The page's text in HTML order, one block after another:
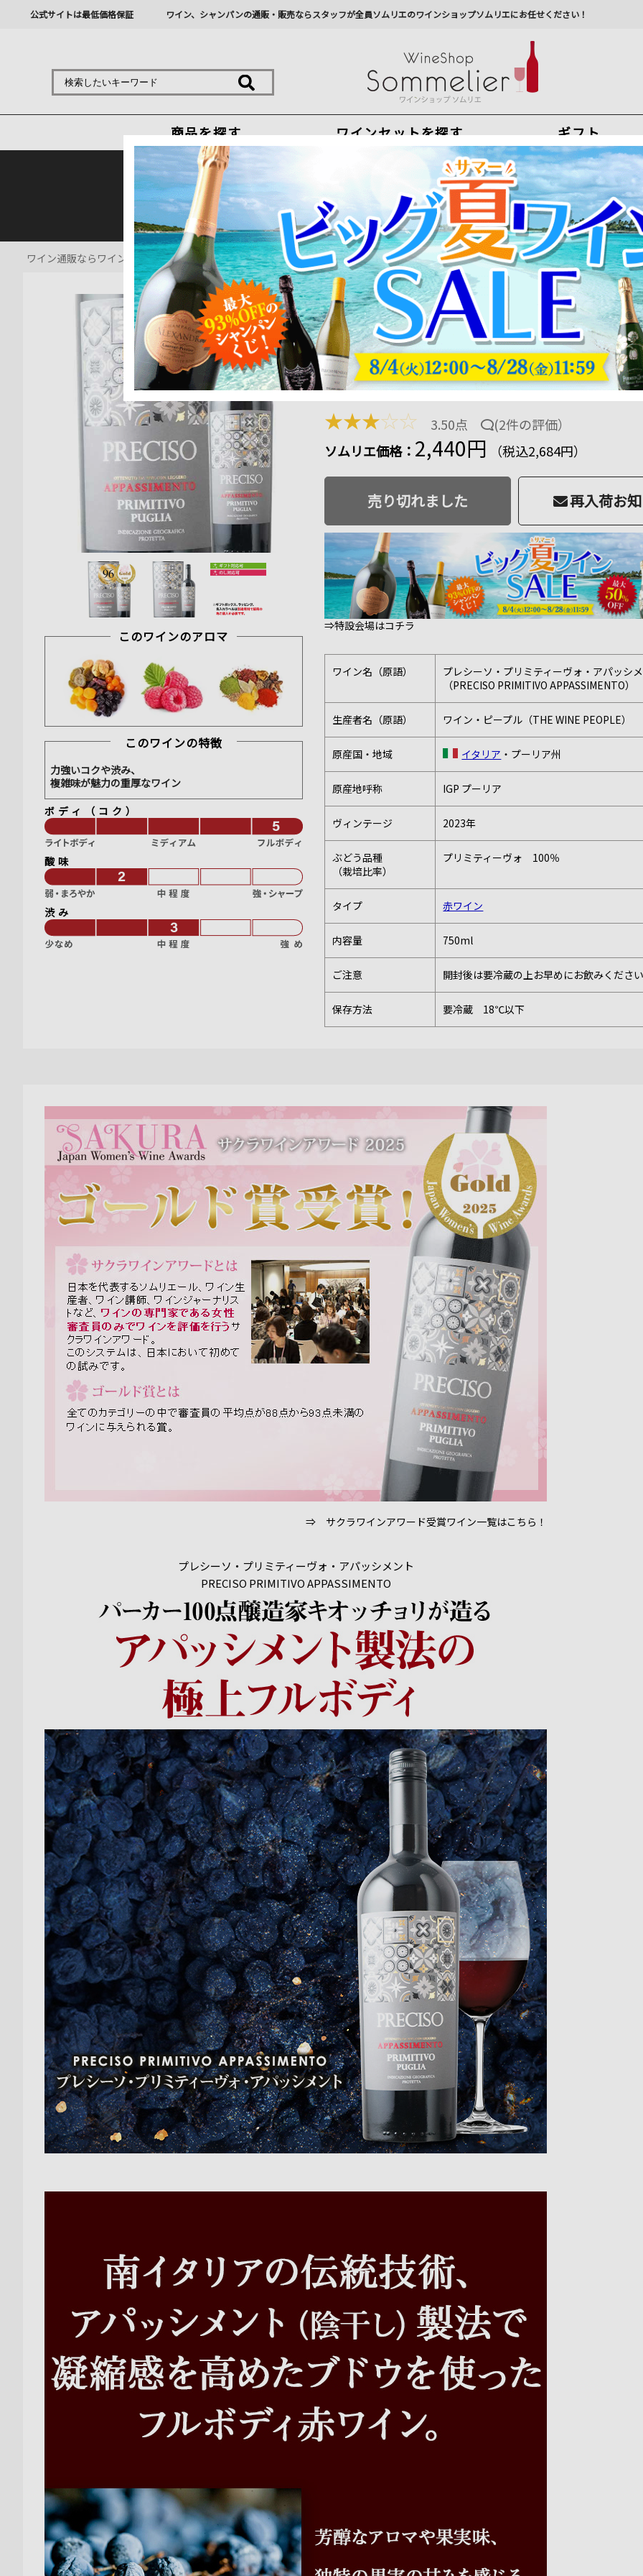
公式サイトは最低価格保証 ワイン、シャンパンの通販・販売ならスタッフが全員ソムリエのワインショップソムリエにお任せください！
商品を探す ワインセットを探す ギフト
今から注文で最短8月8日(土)出荷
最新の出荷スケジュールについてはこちらをクリ
熊本地震の影響により九州への配送に遅れが生じております。最新情報は佐川急
ワイン通販ならワインショップソムリエ > 赤ワイン通販 > プレシーソ・プリミティーヴォ・アパッシメント ワイン・ピープル 2023年
このワインのアロマ
このワインの特徴
力強いコクや渋み、
複雑味が魅力の重厚なワイン
ボディ（コク）
酸味
渋み
アパッシメント(陰干し)製法で凝縮間を高めた濃厚ワイン！
プレシーソ・プリミティーヴォ・アパッシメン
ア 赤ワイン フルボディ 750ml
商品番号：2101120004348
品切 24 ポイント進呈
★★★☆☆ 3.50点 (2件の評価）
ソムリエ価格： 2,440円 （税込2,684円）
売り切れました 再入荷お
⇒特設会場はコチラ
ワイン名（原語）
プレシーソ・プリミティーヴォ・アパッシ
（PRECISO PRIMITIVO APPASSIMENTO）
生産者名（原語） ワイン・ピープル（THE WINE PEOPLE）
原産国・地域 イタリア ・プーリア州
原産地呼称 IGP プーリア
ヴィンテージ 2023年
ぶどう品種
（栽培比率）
プリミティーヴォ 100％
タイプ 赤ワイン
内容量 750ml
ご注意 開封後は要冷蔵の上お早めにお飲みくださ
保存方法 要冷蔵 18℃以下
⇒ サクラワインアワード受賞ワイン一覧はこちら！
プレシーソ・プリミティーヴォ・アパッシメント
PRECISO PRIMITIVO APPASSIMENTO